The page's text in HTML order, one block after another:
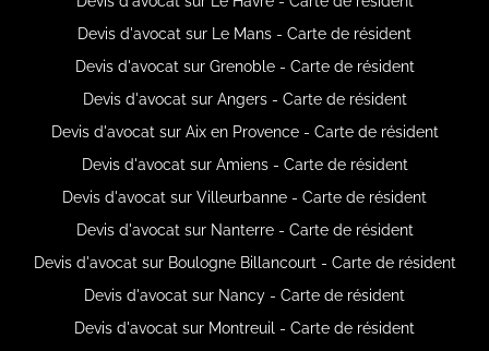
Devis d'avocat sur Le Mans - Carte de résident
Devis d'avocat sur Grenoble - Carte de résident
Devis d'avocat sur Angers - Carte de résident
Devis d'avocat sur Aix en Provence - Carte de résident
Devis d'avocat sur Amiens - Carte de résident
Devis d'avocat sur Villeurbanne - Carte de résident
Devis d'avocat sur Nanterre - Carte de résident
Devis d'avocat sur Boulogne Billancourt - Carte de résident
Devis d'avocat sur Nancy - Carte de résident
Devis d'avocat sur Montreuil - Carte de résident